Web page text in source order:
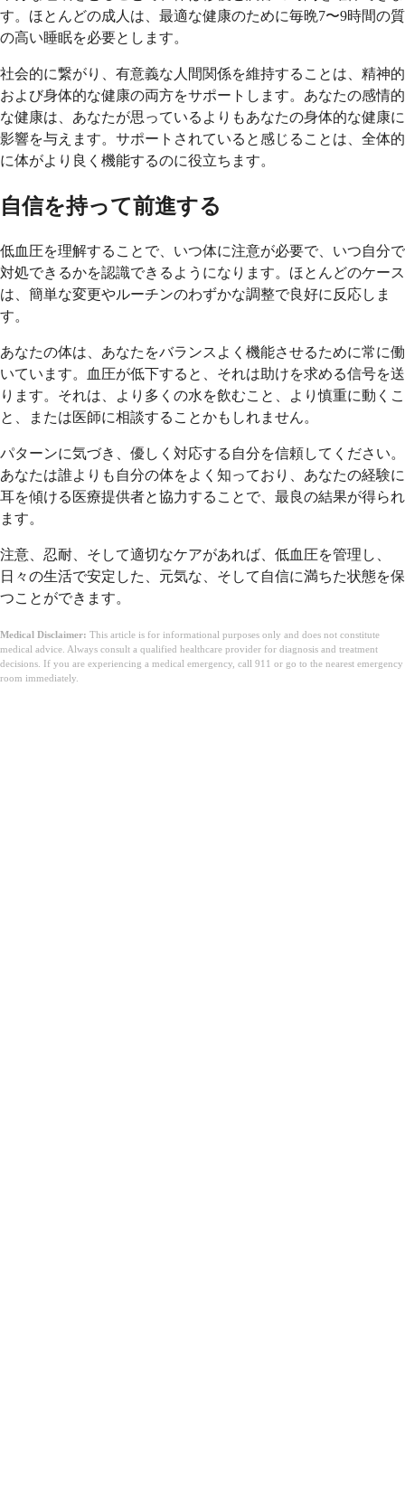
す。ほとんどの成人は、最適な健康のために毎晩7〜9時間の質
の高い睡眠を必要とします。
社会的に繋がり、有意義な人間関係を維持することは、精神的
および身体的な健康の両方をサポートします。あなたの感情的
な健康は、あなたが思っているよりもあなたの身体的な健康に
影響を与えます。サポートされていると感じることは、全体的
に体がより良く機能するのに役立ちます。
自信を持って前進する
低血圧を理解することで、いつ体に注意が必要で、いつ自分で
対処できるかを認識できるようになります。ほとんどのケース
は、簡単な変更やルーチンのわずかな調整で良好に反応しま
す。
あなたの体は、あなたをバランスよく機能させるために常に働
いています。血圧が低下すると、それは助けを求める信号を送
ります。それは、より多くの水を飲むこと、より慎重に動くこ
と、または医師に相談することかもしれません。
パターンに気づき、優しく対応する自分を信頼してください。
あなたは誰よりも自分の体をよく知っており、あなたの経験に
耳を傾ける医療提供者と協力することで、最良の結果が得られ
ます。
注意、忍耐、そして適切なケアがあれば、低血圧を管理し、
日々の生活で安定した、元気な、そして自信に満ちた状態を保
つことができます。
Medical Disclaimer: This article is for informational purposes only and does not constitute
medical advice. Always consult a qualified healthcare provider for diagnosis and treatment
decisions. If you are experiencing a medical emergency, call 911 or go to the nearest emergency
room immediately.